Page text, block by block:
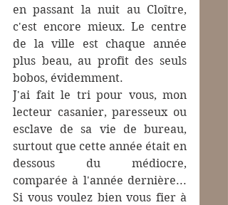
en passant la nuit au Cloître,
c'est encore mieux. Le centre
de la ville est chaque année
plus beau, au profit des seuls
bobos, évidemment.
J'ai fait le tri pour vous, mon
lecteur casanier, paresseux ou
esclave de sa vie de bureau,
surtout que cette année était en
dessous du médiocre,
comparée à l'année dernière...
Si vous voulez bien vous fier à